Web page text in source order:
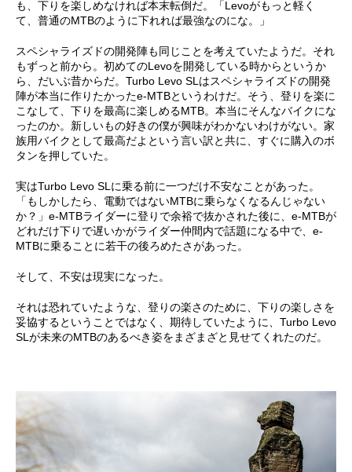
も、下りを楽しめなければ本末転倒だ。「Levoがもっと軽く
て、普通のMTBのように下れれば最強なのにな。」
スペシャライズドの開発陣も同じことを考えていたようだ。それ
もずっと前から。初めてのLevoを開発している時からというか
ら、だいぶ昔からだ。Turbo Levo SLはスペシャライズドの開発
陣が本当に作りたかったe-MTBというわけだ。そう、登りを楽に
こなして、下りを最高に楽しめるMTB。本当にそんなバイクにな
ったのか。新しいもの好きの僕が興味がわかないわけがない。家
族用バイクとして最高だよという言い訳と共に、すぐに購入のボ
タンを押していた。
実はTurbo Levo SLに乗る前に一つだけ不安なことがあった。
「もしかしたら、電動ではないMTBに乗らなくなるんじゃない
か？」e-MTBライダーに登りで余裕で抜かされた後に、e-MTBが
どれだけ下りで遅いかがライダー仲間内で話題になる中で、e-
MTBに乗ることに若干の後ろめたさがあった。
そして、不安は現実になった。
それは恐れていたような、登りの楽さのために、下りの楽しさを
妥協するということではなく、期待していたように、Turbo Levo
SLが未来のMTBのあるべき姿をまざまざと見せてくれたのだ。